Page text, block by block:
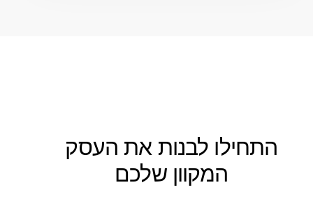
התחילו לבנות את העסק
המקוון שלכם